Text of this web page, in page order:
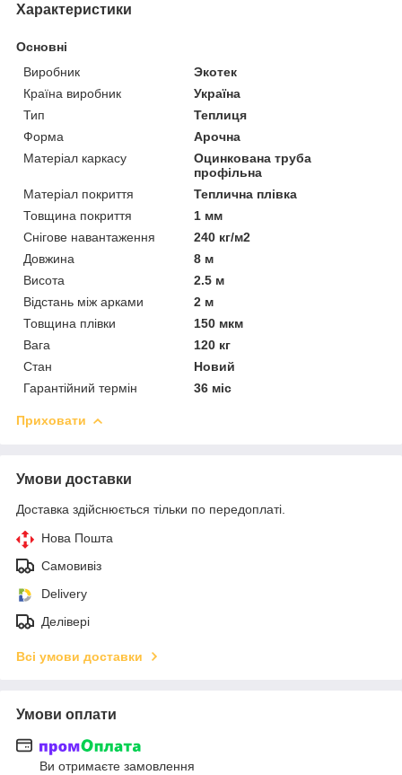
Характеристики
Основні
Виробник
Экотек
Країна виробник
Україна
Тип
Теплиця
Форма
Арочна
Матеріал каркасу
Оцинкована труба
профільна
Матеріал покриття
Теплична плівка
Товщина покриття
1 мм
Снігове навантаження
240 кг/м2
Довжина
8 м
Висота
2.5 м
Відстань між арками
2 м
Товщина плівки
150 мкм
Вага
120 кг
Стан
Новий
Гарантійний термін
36 міс
Приховати
Умови доставки
Доставка здійснюється тільки по передоплаті.
Нова Пошта
Самовивіз
Delivery
Делівері
Всі умови доставки
Умови оплати
Ви отримаєте замовлення